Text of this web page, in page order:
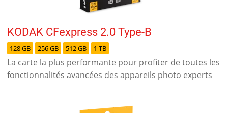
KODAK CFexpress 2.0 Type-B
128 GB 256 GB 512 GB 1 TB
La carte la plus performante pour profiter de toutes les
fonctionnalités avancées des appareils photo experts